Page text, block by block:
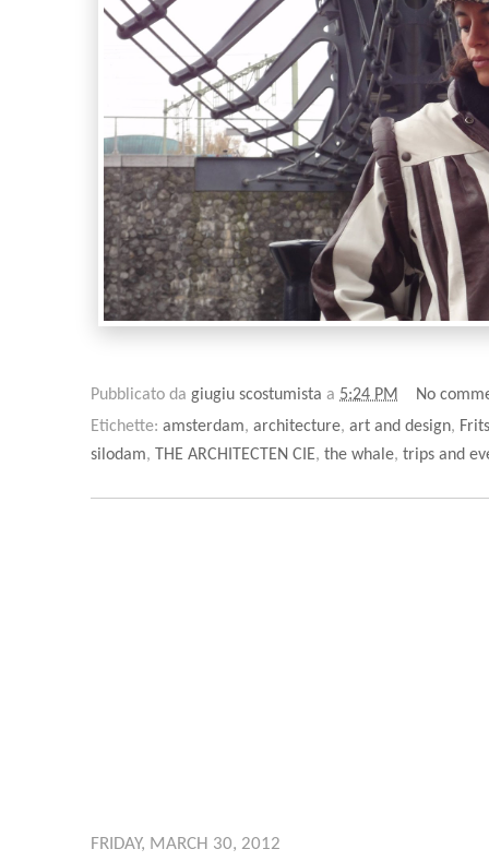
Pubblicato da giugiu scostumista a 5:24 PM
No
Etichette: amsterdam, architecture, art and design,
silodam, THE ARCHITECTEN CIE, the whale, trips and
FRIDAY, MARCH 30, 2012